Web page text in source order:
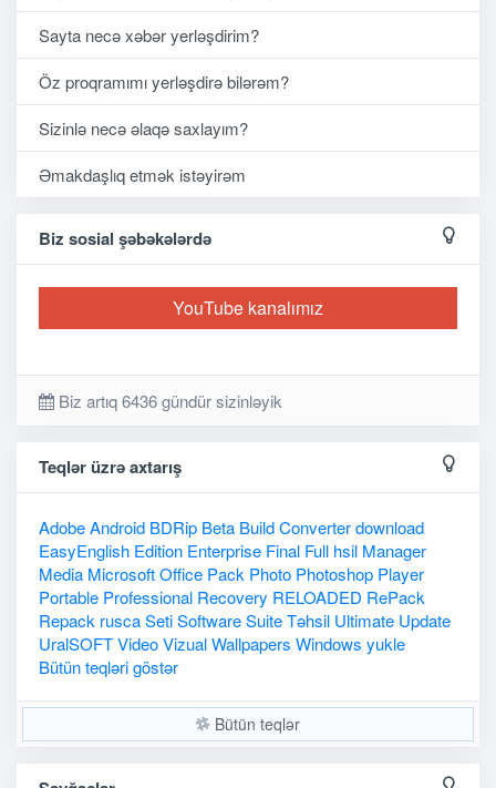
Sayta necə xəbər yerləşdirim?
Öz proqramımı yerləşdirə bilərəm?
Sizinlə necə əlaqə saxlayım?
Əmakdaşlıq etmək istəyirəm
Biz sosial şəbəkələrdə
YouTube kanalımız
Biz artıq 6436 gündür sizinləyik
Teqlər üzrə axtarış
AdobeAndroid BDRip Beta BuildConverterdownload
EasyEnglish Edition Enterprise Final Full hsil Manager
Media MicrosoftOffice Pack Photo Photoshop Player
Portable Professional Recovery RELOADED RePack
Repack ruscaSetiSoftwareSuiteTəhsil Ultimate Update
UralSOFTVideoVizualWallpapers Windows yukle
Bütün teqləri göstər
Bütün teqlər